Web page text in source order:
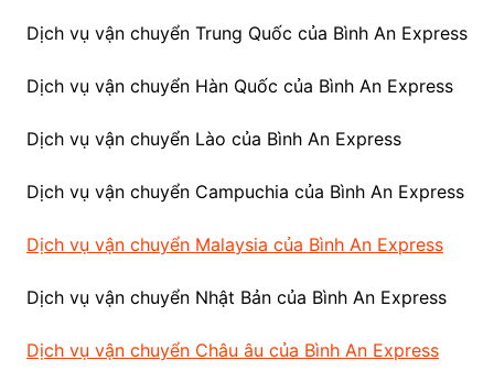
Dịch vụ vận chuyển Trung Quốc của Bình An Express
Dịch vụ vận chuyển Hàn Quốc của Bình An Express
Dịch vụ vận chuyển Lào của Bình An Express
Dịch vụ vận chuyển Campuchia của Bình An Express
Dịch vụ vận chuyển Malaysia của Bình An Express
Dịch vụ vận chuyển Nhật Bản của Bình An Express
Dịch vụ vận chuyển Châu âu của Bình An Express